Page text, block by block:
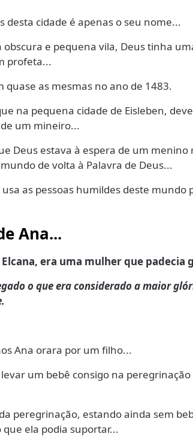
desta cidade é apenas o seu nome...
e pequena vila, Deus tinha
profeta...
quase as mesmas no ano de 1483.
na pequena cidade de Eisleben,
um mineiro...
Deus estava à espera de um
de volta à Palavra de Deus...
usa as pessoas humildes deste mundo
Ana...
Elcana, era uma mulher que padecia
o que era considerado a maior
Ana orara por um filho...
um bebê consigo na
peregrinação, estando ainda sem
ela podia suportar...